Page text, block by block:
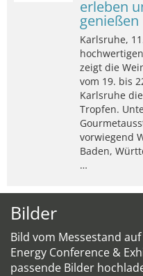
erleben
genießen
Karlsruhe,
zeigt die
vom 19. bis
Karlsruhe
Tropfen.
vorwiegend
Baden,
…
Bilder
Bild vom Messestand
Energy Conference &
passende Bilder